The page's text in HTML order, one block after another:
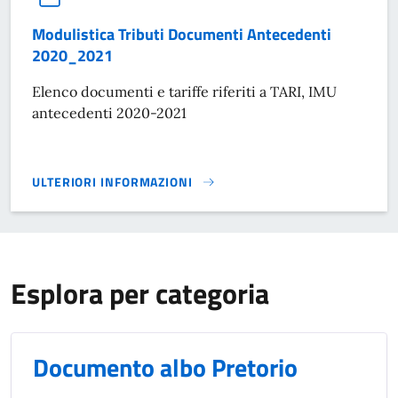
Modulistica Tributi Documenti Antecedenti
2020_2021
Elenco documenti e tariffe riferiti a TARI, IMU
antecedenti 2020-2021
ULTERIORI INFORMAZIONI
MODULISTICA TRIBUTI DOCUMENTI ANTECEDENTI
Esplora per categoria
Documento albo Pretorio